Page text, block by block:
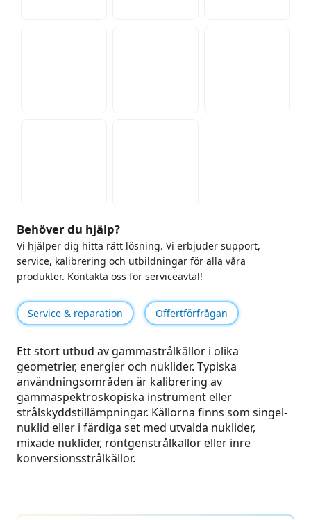
Behöver du hjälp?
Vi hjälper dig hitta rätt lösning. Vi erbjuder support,
service, kalibrering och utbildningar för alla våra
produkter. Kontakta oss för serviceavtal!
Service & reparation Offertförfrågan
Ett stort utbud av gammastrålkällor i olika
geometrier, energier och nuklider. Typiska
användningsområden är kalibrering av
gammaspektroskopiska instrument eller
strålskyddstillämpningar. Källorna finns som singel-
nuklid eller i färdiga set med utvalda nuklider,
mixade nuklider, röntgenstrålkällor eller inre
konversionsstrålkällor.